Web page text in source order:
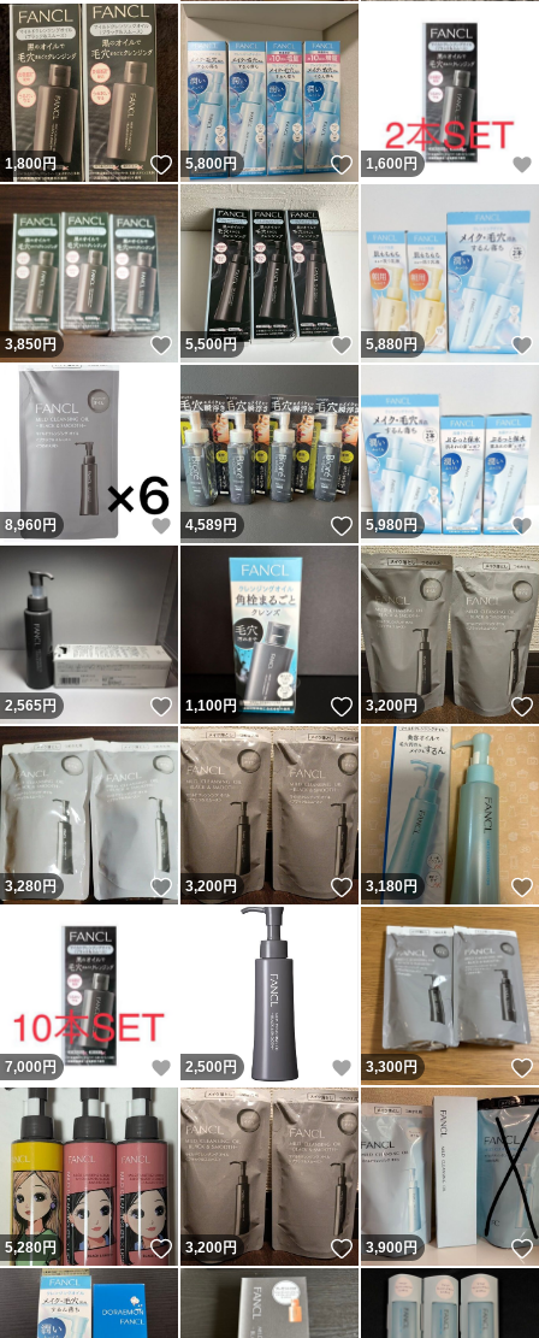
1,800円 いいね！
5,800円 いいね！
1,600 円
3,850円 いいね！
5,500円 いいね！
5,880円
8,960円 いいね！
4,589円 いいね！
5,980円
2,565円 いいね！
1,100円 いいね！
3,200円
3,280円 いいね！
3,200円 いいね！
3,180円
7,000 円 いいね！
2,500 円 いいね！
3,300円
5,280円 いいね！
3,200円 いいね！
3,900円